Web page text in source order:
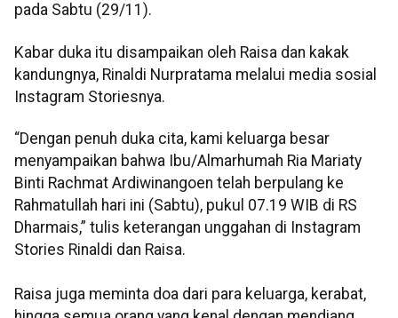
pada Sabtu (29/11).
Kabar duka itu disampaikan oleh Raisa dan kakak
kandungnya, Rinaldi Nurpratama melalui media sosial
Instagram Storiesnya.
“Dengan penuh duka cita, kami keluarga besar
menyampaikan bahwa Ibu/Almarhumah Ria Mariaty
Binti Rachmat Ardiwinangoen telah berpulang ke
Rahmatullah hari ini (Sabtu), pukul 07.19 WIB di RS
Dharmais,” tulis keterangan unggahan di Instagram
Stories Rinaldi dan Raisa.
Raisa juga meminta doa dari para keluarga, kerabat,